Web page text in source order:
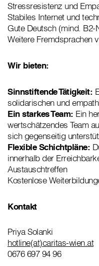
Stressresistenz und
Stabiles Internet und
Gute Deutsch (mind.
Weitere Fremdsprachen
Wir bieten:
Sinnstiftende Tätigkeit:
solidarischen und
Ein starkes Team: Ein
wertschätzendes Team
sich gegenseitig
Flexible Schichtpläne:
innerhalb der
Austauschtreffen
Kostenlose
Kontakt
Priya Solanki
hotline(at)caritas-wien.at
0676 697 94 96